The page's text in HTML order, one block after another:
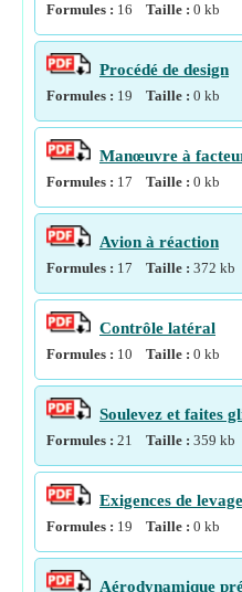
Formules : 16 Taille : 0 kb
Procédé de design
Formules : 19 Taille : 0 kb
Manœuvre à
Formules : 17 Taille : 0 kb
Avion à réaction
Formules : 17 Taille : 372 kb
Contrôle latéral
Formules : 10 Taille : 0 kb
Soulevez et faites
Formules : 21 Taille : 359 kb
Exigences de
Formules : 19 Taille : 0 kb
Aérodynamique